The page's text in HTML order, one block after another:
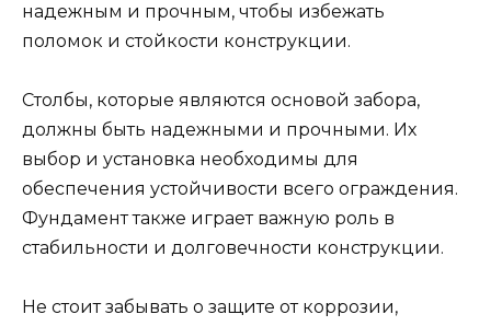
надежным и прочным, чтобы избежать
поломок и стойкости конструкции.
Столбы, которые являются основой забора,
должны быть надежными и прочными. Их
выбор и установка необходимы для
обеспечения устойчивости всего ограждения.
Фундамент также играет важную роль в
стабильности и долговечности конструкции.
Не стоит забывать о защите от коррозии,